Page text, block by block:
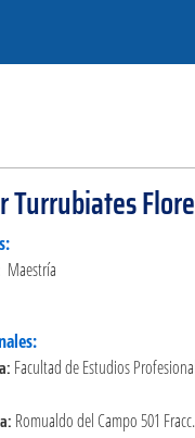
Turrubiates
Maestría
Facultad de Estudios
Romualdo del Campo 501